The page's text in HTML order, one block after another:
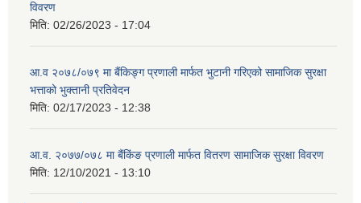
विवरण
मिति: 02/26/2023 - 17:04
आ.व २०७८/०७९ मा बैंकिङ्ग प्रणाली मार्फत भुटानी गरिएको सामाजिक सुरक्षा
भत्ताको भुक्तानी प्रतिवेदन
मिति: 02/17/2023 - 12:38
आ.व. २०७७/०७८ मा बैंकिंङ प्रणाली मार्फत वितरण सामाजिक सुरक्षा विवरण
मिति: 12/10/2021 - 13:10